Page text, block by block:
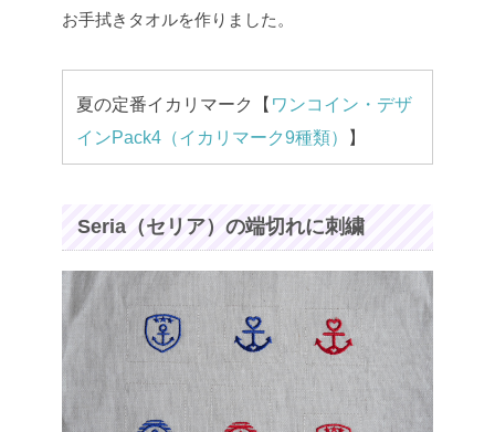
お手拭きタオルを作りました。
夏の定番イカリマーク【 ワンコイン・デザ
インPack4（イカリマーク9種類）
】
Seria（セリア）の端切れに刺繍